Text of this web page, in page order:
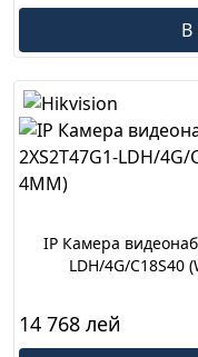
В
IP Камера
LDH/4G/C18S40
14 768 лей